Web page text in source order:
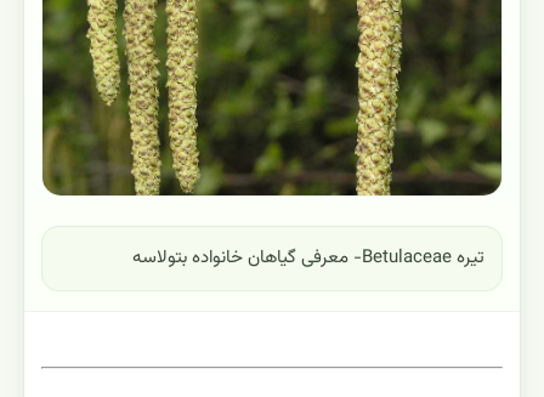
تیره Betulaceae- معرفی گیاهان خانواده بتولاسه